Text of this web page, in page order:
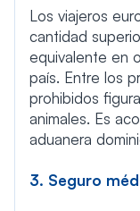
Los viajeros
cantidad
equivalente en
país. Entre los
prohibidos
animales. Es
aduanera
3. Seguro